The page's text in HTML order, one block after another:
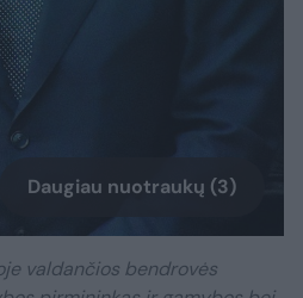
Daugiau nuotraukų (3)
valdančios bendrovės